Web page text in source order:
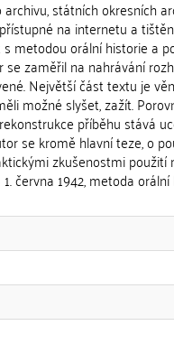
státních okresních
na internetu a
metodou orální historie a
zaměřil na nahrávání
Největší část textu je
možné slyšet, zažít.
příběhu stává
se kromě hlavní teze, o
zkušenostmi použití
června 1942, metoda